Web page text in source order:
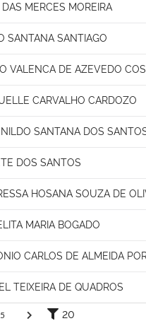
DAS MERCES MOREIRA
SANTANA SANTIAGO
VALENCA DE AZEVEDO
CARVALHO CARDOZO
SANTANA DOS
DOS SANTOS
HOSANA SOUZA DE
MARIA BOGADO
CARLOS DE ALMEIDA
TEIXEIRA DE QUADROS
20